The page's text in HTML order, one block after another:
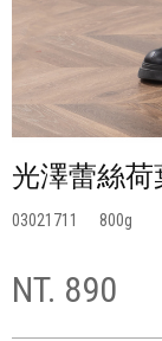
光澤蕾絲
03021711 800
NT. 890